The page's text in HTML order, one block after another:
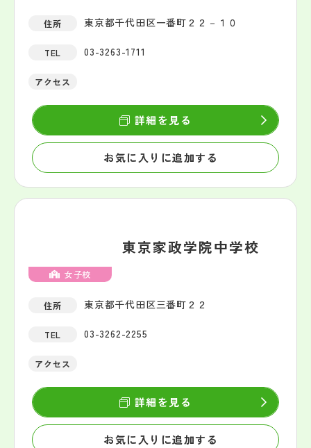
住所 東京都千代田区一番町２２－１０
TEL 03-3263-1711
アクセス
お気に入りに追加する
詳細を見る
女子校
東京家政学院中学校
住所 東京都千代田区三番町２２
TEL 03-3262-2255
アクセス
お気に入りに追加する
詳細を見る